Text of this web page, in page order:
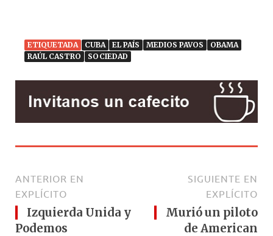
ETIQUETADA CUBA EL PAÍS MEDIOS PAVOS
OBAMA
RAÚL CASTRO
SOCIEDAD
ANTERIOR EN
EXPLÍCITO
Izquierda Unida y
Podemos
SIGUIENTE EN
EXPLÍCITO
Murió un piloto
de American